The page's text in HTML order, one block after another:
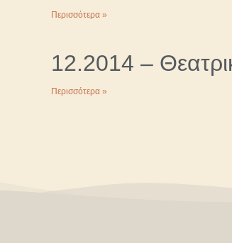
Περισσότερα »
12.2014 –
Περισσότερα »